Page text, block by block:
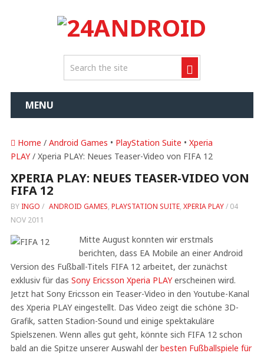
MENU
Home / Android Games • PlayStation Suite • Xperia
PLAY/ Xperia PLAY: Neues Teaser-Video von FIFA 12
XPERIA PLAY: NEUES TEASER-VIDEO VON
FIFA 12
BY INGO / ANDROID GAMES, PLAYSTATION SUITE, XPERIA PLAY/ 04
NOV 2011
Mitte August konnten wir erstmals
berichten, dass EA Mobile an einer Android
Version des Fußball-Titels FIFA 12 arbeitet, der zunächst
exklusiv für das Sony Ericsson Xperia PLAYerscheinen wird.
Jetzt hat Sony Ericsson ein Teaser-Video in den Youtube-Kanal
des Xperia PLAY eingestellt. Das Video zeigt die schöne 3D-
Grafik, satten Stadion-Sound und einige spektakuläre
Spielszenen. Wenn alles gut geht, könnte sich FIFA 12 schon
bald an die Spitze unserer Auswahl der besten Fußballspiele für